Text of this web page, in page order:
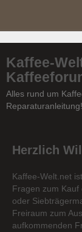
Kaffee-
Alles rund um
Reparaturanleitung!
Herzlich
Kaffee-Welt.net
Fragen zum
oder
Freiraum zum
aufkommenden